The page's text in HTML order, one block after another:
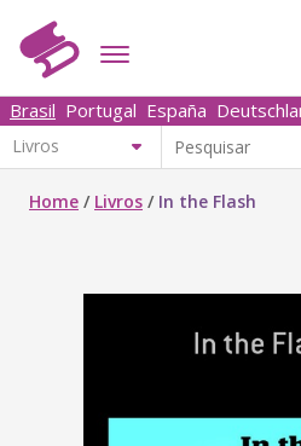
Brasil Portugal España
Home / Livros / In the Flash